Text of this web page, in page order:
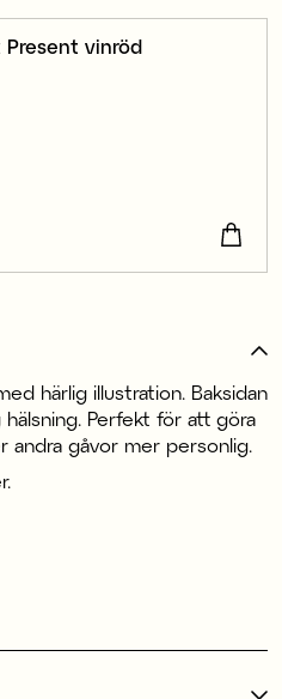
Present vinröd
härlig illustration. Baksidan
Perfekt för att göra
gåvor mer personlig.